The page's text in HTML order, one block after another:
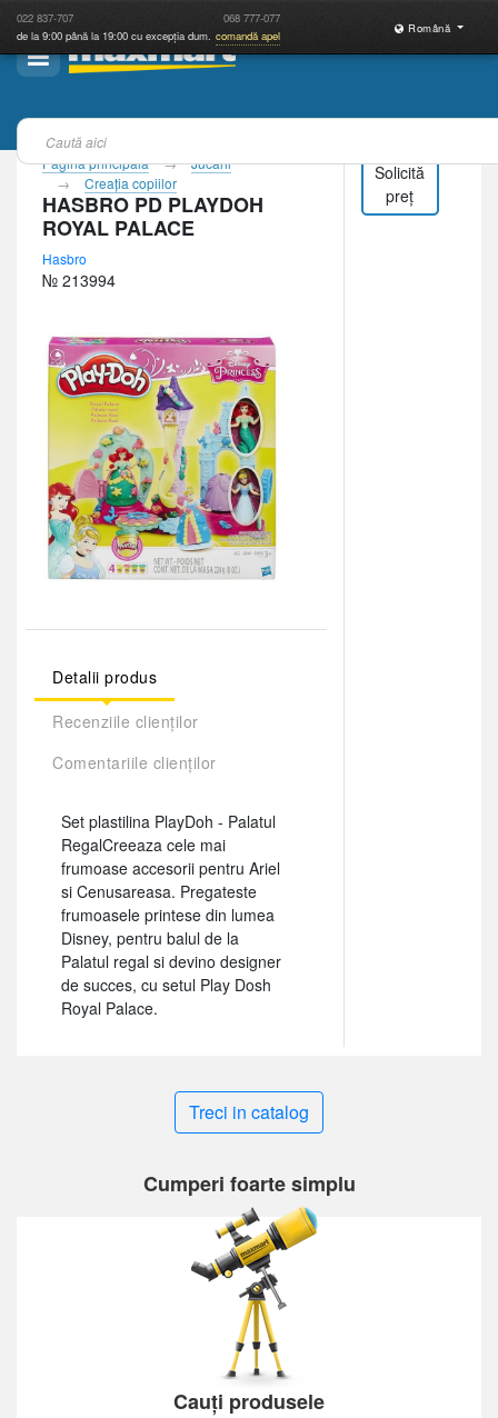
022 837-707 068 777-077
de la 9:00 până la 19:00 cu excepția dum. comandă apel
Română
Pagina principală
Jucării
Creaţia copiilor
HASBRO PD PLAYDOH
ROYAL PALACE
Hasbro
№ 213994
Detalii produs
Recenziile clienților
Comentariile clienților
Set plastilina PlayDoh - Palatul
RegalCreeaza cele mai
frumoase accesorii pentru Ariel
si Cenusareasa. Pregateste
frumoasele printese din lumea
Disney, pentru balul de la
Palatul regal si devino designer
de succes, cu setul Play Dosh
Royal Palace.
Solicită
preț
Treci in catalog
Cumperi foarte simplu
Cauți produsele